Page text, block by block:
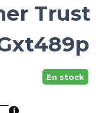
Trust
En stock